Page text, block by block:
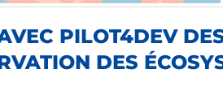
PILOT4DEV
DES